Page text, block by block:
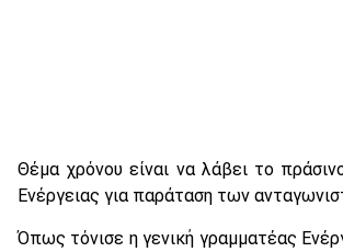
Θέμα χρόνου είναι να λάβει το
Ενέργειας για παράταση των
Όπως τόνισε η γενική γραμματέας